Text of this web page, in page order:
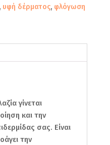
, υφή δέρματος, φλόγωση
γίνεται
και την
σας. Είναι
την